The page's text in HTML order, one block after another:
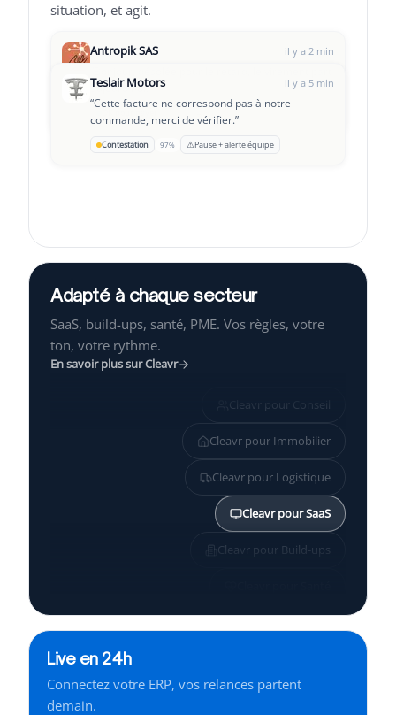
situation, et agit.
Antropik SAS il y a 2 min
aujourd'hui.”
Suivi J+3
Teslair Motors il y a 5 min
“Cette facture ne correspond pas à notre
commande, merci de vérifier.”
Contestation 97% ⚠Pause + alerte équipe
Leclair Group
d'échelonner ?”
Adapté à chaque secteur
SaaS, build-ups, santé, PME. Vos règles, votre
ton, votre rythme.
En savoir plus sur Cleavr
Cleavr pour Conseil
Cleavr pour Immobilier
Cleavr pour Logistique
Cleavr pourSaaS
Cleavr pour Build-ups
Cleavr pourFinance
Live en 24h
Connectez votre ERP, vos relances partent
demain.